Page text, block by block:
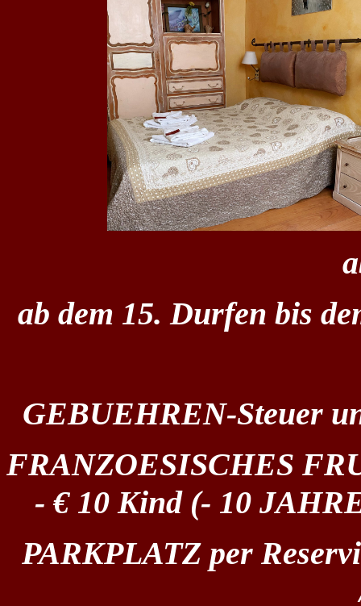
ab dem 15. Durfen bis
GEBUEHREN-Steuer
FRANZOESISCHES
- € 10 Kind (- 10
PARKPLATZ per